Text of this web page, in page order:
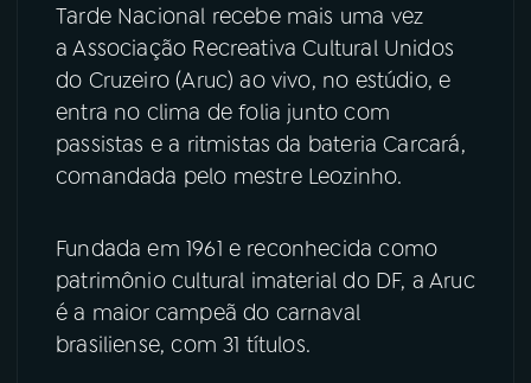
08FESTIVAL DE MÚSICA
ACOMPANHE A RÁDIO NACIONAL
YouTube Facebook
Instagram X
TikTok
Tarde Nacional recebe mais uma vez
a Associação Recreativa Cultural Unidos
do Cruzeiro (Aruc) ao vivo, no estúdio, e
entra no clima de folia junto com
passistas e a ritmistas da bateria Carcará,
comandada pelo mestre Leozinho.
Fundada em 1961 e reconhecida como
patrimônio cultural imaterial do DF, a Aruc
é a maior campeã do carnaval
brasiliense, com 31 títulos.